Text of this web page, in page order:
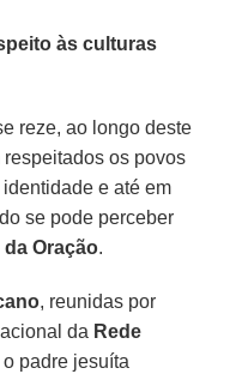
às culturas
reze, ao longo deste
respeitados os povos
e até em
se pode perceber
Oração.
, reunidas por
da Rede
o padre jesuíta